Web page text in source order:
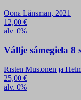
Oona Länsman, 2021
12,00 €
alv. 0%
Vállje sámegiela 8
Risten Mustonen ja
25,00 €
alv. 0%